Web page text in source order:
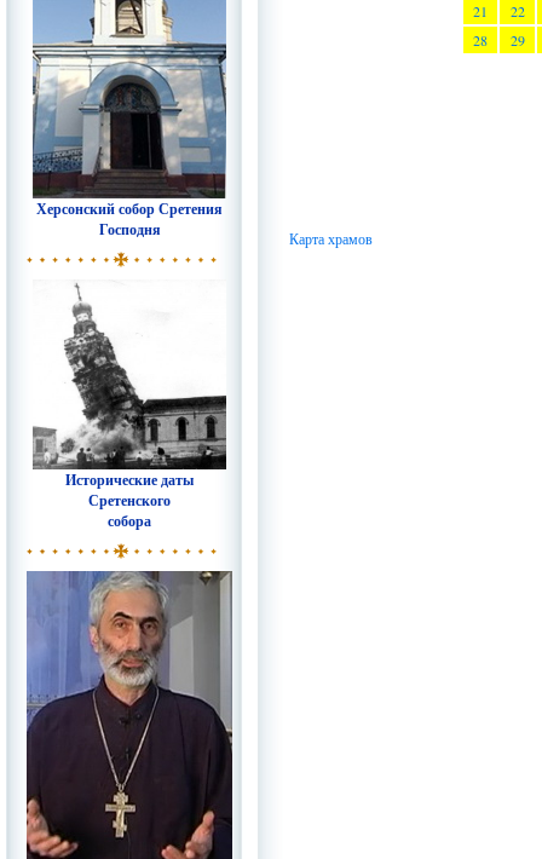
Херсонский собор Сретения
Господня
Исторические даты
Сретенского
собора
21
22
28
29
Карта храмов